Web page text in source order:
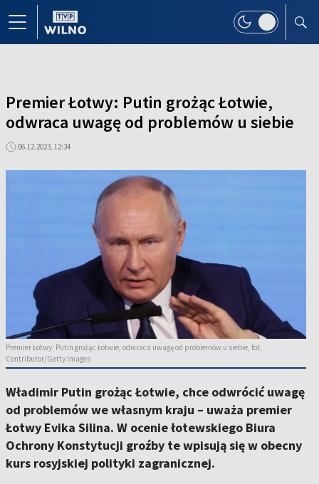
Premier Łotwy: Putin grożąc Łotwie,
odwraca uwagę od problemów u siebie
06.12.2023, 12:34
Premier Łotwy: Putin grożąc Łotwie, odwraca uwagę od problemów u siebie, fot.
Contributor/Getty Images
Władimir Putin grożąc Łotwie, chce odwrócić uwagę
od problemów we własnym kraju – uważa premier
Łotwy Evika Silina. W ocenie łotewskiego Biura
Ochrony Konstytucji groźby te wpisują się w obecny
kurs rosyjskiej polityki zagranicznej.